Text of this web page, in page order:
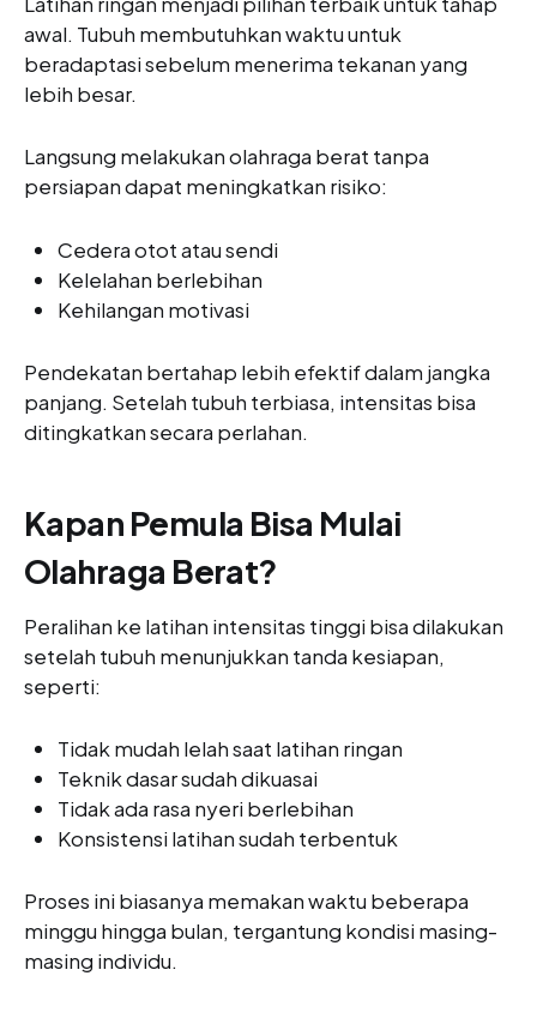
awal. Tubuh membutuhkan waktu untuk
beradaptasi sebelum menerima tekanan yang
lebih besar.
Langsung melakukan olahraga berat tanpa
persiapan dapat meningkatkan risiko:
Cedera otot atau sendi
Kelelahan berlebihan
Kehilangan motivasi
Pendekatan bertahap lebih efektif dalam jangka
panjang. Setelah tubuh terbiasa, intensitas bisa
ditingkatkan secara perlahan.
Kapan Pemula Bisa Mulai
Olahraga Berat?
Peralihan ke latihan intensitas tinggi bisa dilakukan
setelah tubuh menunjukkan tanda kesiapan,
seperti:
Tidak mudah lelah saat latihan ringan
Teknik dasar sudah dikuasai
Tidak ada rasa nyeri berlebihan
Konsistensi latihan sudah terbentuk
Proses ini biasanya memakan waktu beberapa
minggu hingga bulan, tergantung kondisi masing-
masing individu.